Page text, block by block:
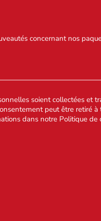
concernant nos
soient collectées et
peut être retiré à
dans notre Politique de